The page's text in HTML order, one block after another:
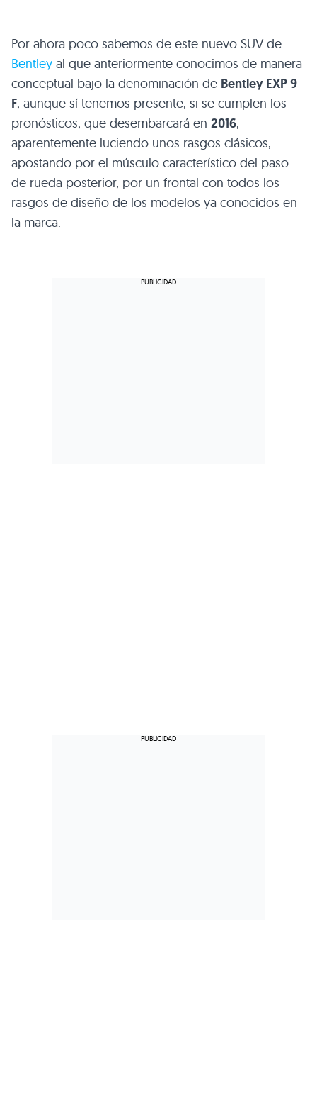
Por ahora poco sabemos de este nuevo SUV de
Bentley al que anteriormente conocimos de manera
conceptual bajo la denominación de Bentley EXP 9
F, aunque sí tenemos presente, si se cumplen los
pronósticos, que desembarcará en 2016,
aparentemente luciendo unos rasgos clásicos,
apostando por el músculo característico del paso
de rueda posterior, por un frontal con todos los
rasgos de diseño de los modelos ya conocidos en
la marca.